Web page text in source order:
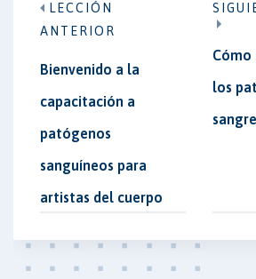
LECCIÓN
ANTERIOR
Bienvenido a la
capacitación a
patógenos
sanguíneos para
artistas del cuerpo
Cómo
los
sangre